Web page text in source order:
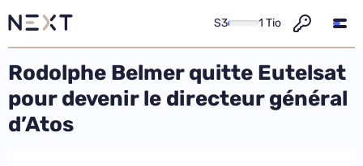
S3 1 Tio
Rodolphe Belmer quitte Eutelsat
pour devenir le directeur général
d’Atos